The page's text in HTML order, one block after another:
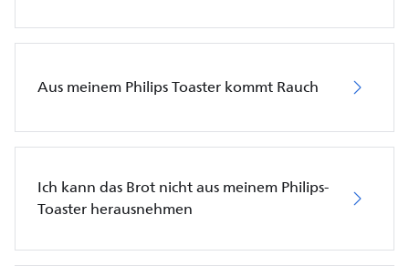
Aus meinem Philips Toaster kommt Rauch
Ich kann das Brot nicht aus meinem Philips-
Toaster herausnehmen